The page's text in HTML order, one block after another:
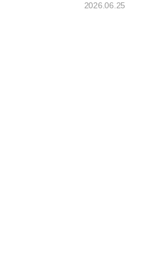
2026.06.25